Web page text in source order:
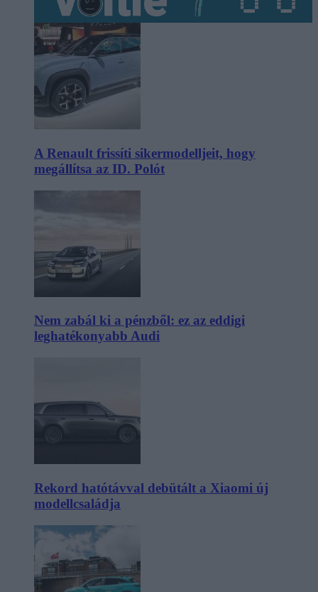
A Renault frissíti sikermodelljeit, hogy
megállítsa az ID. Polót
Nem zabál ki a pénzből: ez az eddigi
leghatékonyabb Audi
Rekord hatótávval debütált a Xiaomi új
modellcsaládja